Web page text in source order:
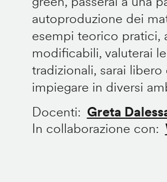
autoproduzione dei
esempi teorico pratici,
modificabili, valuterai
tradizionali, sarai
impiegare in diversi
Docenti
Greta
In collaborazione con